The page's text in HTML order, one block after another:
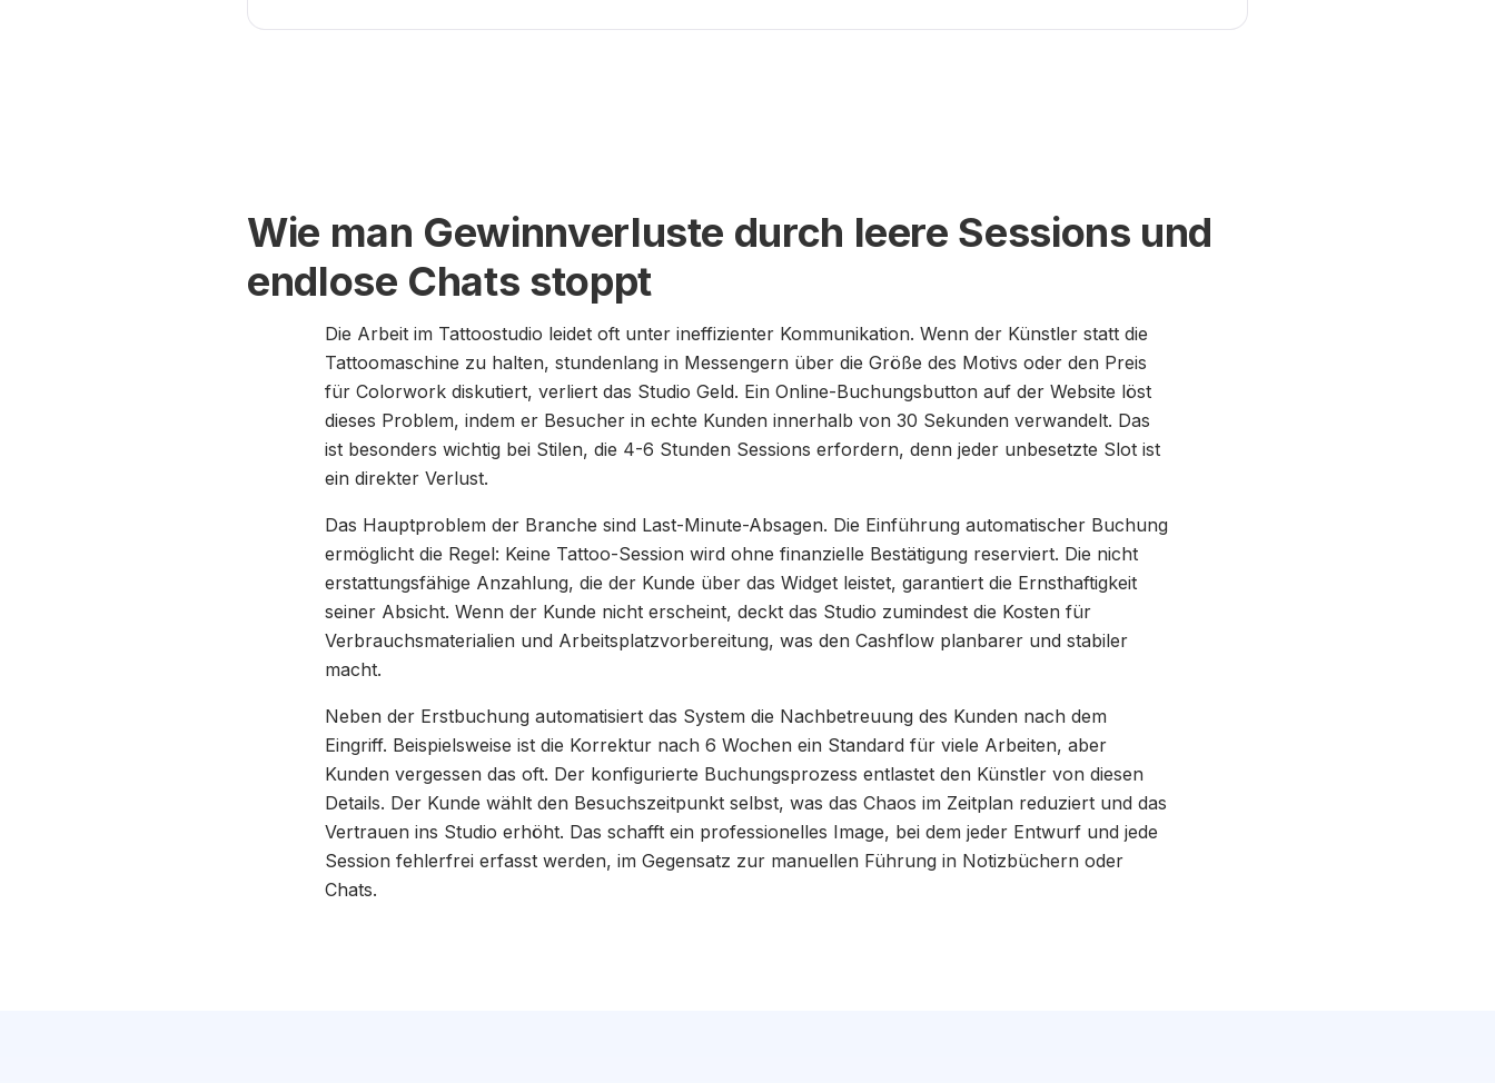
Wie man Gewinnverluste durch leere Sessions und
endlose Chats stoppt
Die Arbeit im Tattoostudio leidet oft unter ineffizienter Kommunikation. Wenn der Künstler statt die
Tattoomaschine zu halten, stundenlang in Messengern über die Größe des Motivs oder den Preis
für Colorwork diskutiert, verliert das Studio Geld. Ein Online-Buchungsbutton auf der Website löst
dieses Problem, indem er Besucher in echte Kunden innerhalb von 30 Sekunden verwandelt. Das
ist besonders wichtig bei Stilen, die 4-6 Stunden Sessions erfordern, denn jeder unbesetzte Slot ist
ein direkter Verlust.
Das Hauptproblem der Branche sind Last-Minute-Absagen. Die Einführung automatischer Buchung
ermöglicht die Regel: Keine Tattoo-Session wird ohne finanzielle Bestätigung reserviert. Die nicht
erstattungsfähige Anzahlung, die der Kunde über das Widget leistet, garantiert die Ernsthaftigkeit
seiner Absicht. Wenn der Kunde nicht erscheint, deckt das Studio zumindest die Kosten für
Verbrauchsmaterialien und Arbeitsplatzvorbereitung, was den Cashflow planbarer und stabiler
macht.
Neben der Erstbuchung automatisiert das System die Nachbetreuung des Kunden nach dem
Eingriff. Beispielsweise ist die Korrektur nach 6 Wochen ein Standard für viele Arbeiten, aber
Kunden vergessen das oft. Der konfigurierte Buchungsprozess entlastet den Künstler von diesen
Details. Der Kunde wählt den Besuchszeitpunkt selbst, was das Chaos im Zeitplan reduziert und das
Vertrauen ins Studio erhöht. Das schafft ein professionelles Image, bei dem jeder Entwurf und jede
Session fehlerfrei erfasst werden, im Gegensatz zur manuellen Führung in Notizbüchern oder
Chats.